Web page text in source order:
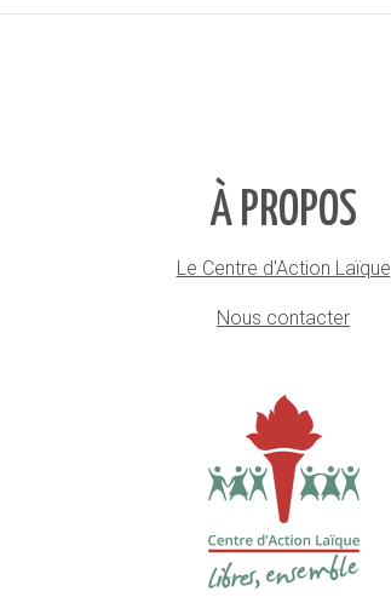
À PROPOS
Le Centre d'Action Laïque
Nous contacter